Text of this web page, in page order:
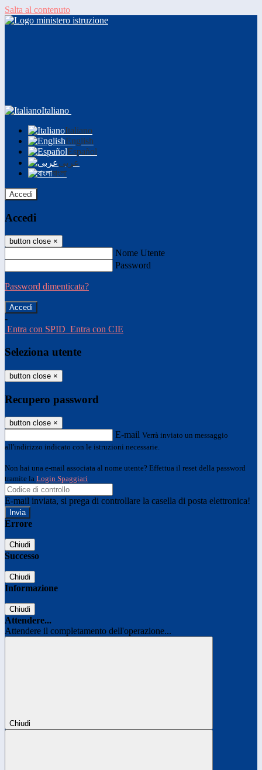
Salta al contenuto
Italiano
Italiano
English
Español
عربى
বাংলা
Accedi
Accedi
button close ×
Nome Utente
Password
Password dimenticata?
-
Entra con SPID Entra con CIE
Seleziona utente
button close ×
Recupero password
button close ×
E-mail Verrà inviato un messaggio
all'indirizzo indicato con le istruzioni necessarie.
Non hai una e-mail associata al nome utente? Effettua il reset della password
tramite la Login Spaggiari
E-mail inviata, si prega di controllare la casella di posta elettronica!
Errore
Chiudi
Successo
Chiudi
Informazione
Chiudi
Attendere...
Attendere il completamento dell'operazione...
Chiudi